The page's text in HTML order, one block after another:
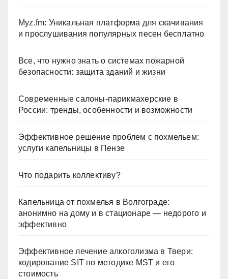
Myz.fm: Уникальная платформа для скачивания
и прослушивания популярных песен бесплатно
Все, что нужно знать о системах пожарной
безопасности: защита зданий и жизни
Современные салоны-парикмахерские в
России: тренды, особенности и возможности
Эффективное решение проблем с похмельем:
услуги капельницы в Пензе
Что подарить коллективу?
Капельница от похмелья в Волгограде:
анонимно на дому и в стационаре — недорого и
эффективно
Эффективное лечение алкоголизма в Твери:
кодирование SIT по методике MST и его
стоимость